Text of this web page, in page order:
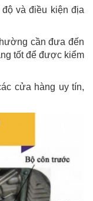
và điều kiện địa
cần đưa đến
tốt để được kiểm
cửa hàng uy tín,